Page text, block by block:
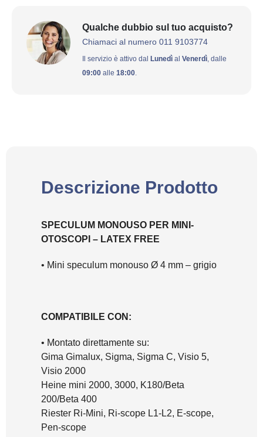
Qualche dubbio sul tuo acquisto?
Chiamaci al numero 011 9103774
Il servizio è attivo dal Lunedì al Venerdì, dalle
09:00 alle 18:00.
Descrizione Prodotto
SPECULUM MONOUSO PER MINI-
OTOSCOPI – LATEX FREE
• Mini speculum monouso Ø 4 mm – grigio
COMPATIBILE CON:
• Montato direttamente su:
Gima Gimalux, Sigma, Sigma C, Visio 5,
Visio 2000
Heine mini 2000, 3000, K180/Beta
200/Beta 400
Riester Ri-Mini, Ri-scope L1-L2, E-scope,
Pen-scope